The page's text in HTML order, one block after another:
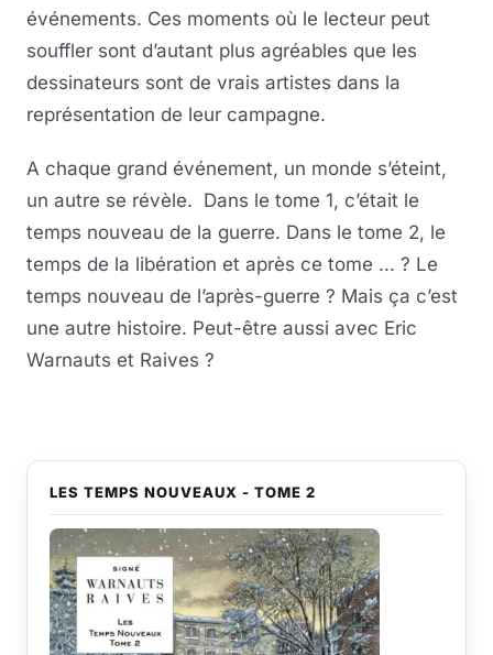
événements. Ces moments où le lecteur peut
souffler sont d’autant plus agréables que les
dessinateurs sont de vrais artistes dans la
représentation de leur campagne.
A chaque grand événement, un monde s’éteint,
un autre se révèle. Dans le tome 1, c’était le
temps nouveau de la guerre. Dans le tome 2, le
temps de la libération et après ce tome ... ? Le
temps nouveau de l’après-guerre ? Mais ça c’est
une autre histoire. Peut-être aussi avec Eric
Warnauts et Raives ?
LES TEMPS NOUVEAUX - TOME 2